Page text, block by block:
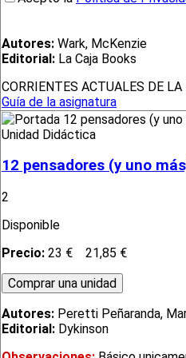
Autores: Wark, McKenzie
Editorial: La Caja Books
CORRIENTES ACTUALES DE
Guía de la asignatura
Unidad Didáctica
12 pensadores (y uno
2
Disponible
Precio: 23 € 21,85 €
Autores: Peretti Peñaranda,
Editorial: Dykinson